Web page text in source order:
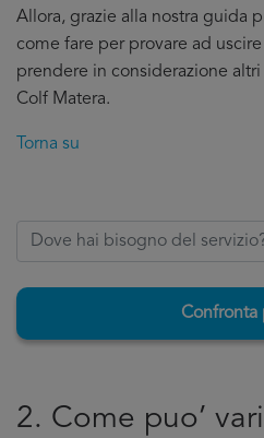
Allora, grazie alla nostra guida
come fare per provare ad
prendere in considerazione
Colf Matera.
Torna su
Confronta
2. Come puo’